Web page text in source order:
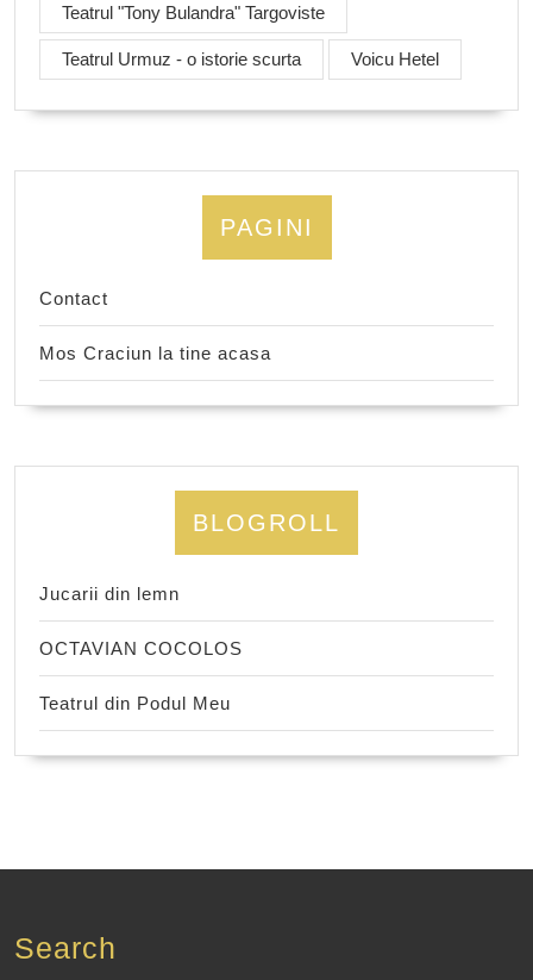
Teatrul "Tony Bulandra" Targoviste
Teatrul Urmuz - o istorie scurta Voicu Hetel
PAGINI
Contact
Mos Craciun la tine acasa
BLOGROLL
Jucarii din lemn
OCTAVIAN COCOLOS
Teatrul din Podul Meu
Search